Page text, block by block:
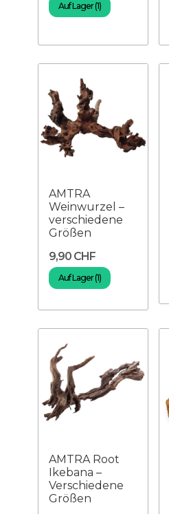
Auf Lager (1)
AMTRA
Weinwurzel –
verschiedene
Größen
9,90 CHF
Auf Lager (1)
AMTRA Root
Ikebana –
Verschiedene
Größen